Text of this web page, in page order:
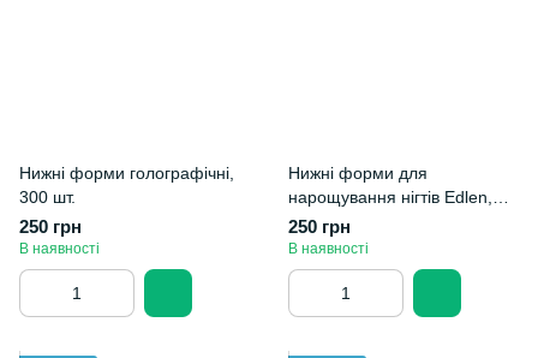
Нижні форми голографічні,
300 шт.
250 грн
В наявності
Нижні форми для
нарощування нігтів Edlen,
100 шт
250 грн
В наявності